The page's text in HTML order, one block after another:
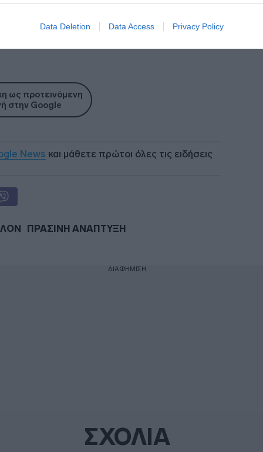
Data Deletion Data Access Privacy Policy
της με τον πιο απλό τρόπο!
ως προτεινόμενη
στην Google
News και μάθετε πρώτοι όλες τις ειδήσεις
ΠΡΑΣΙΝΗ ΑΝΑΠΤΥΞΗ
ΔΙΑΦΗΜΙΣΗ
ΣΧΟΛΙΑ